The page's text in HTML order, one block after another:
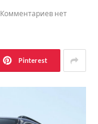
Комментариев нет
Pinterest